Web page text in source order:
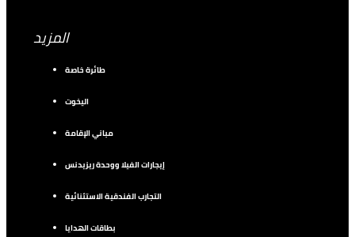
المزيد
طائرة خاصة
اليخوت
مباني الإقامة
إيجارات الفيلا ووحدة ريزيدنس
التجارب الفندقية الاستثنائية
بطاقات الهدايا